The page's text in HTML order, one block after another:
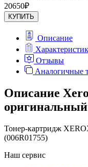
20650₽
КУПИТЬ
Описание
Отзывы
Аналогичные
Описание
Тонер-картридж
(006R01755)
Наш сервис